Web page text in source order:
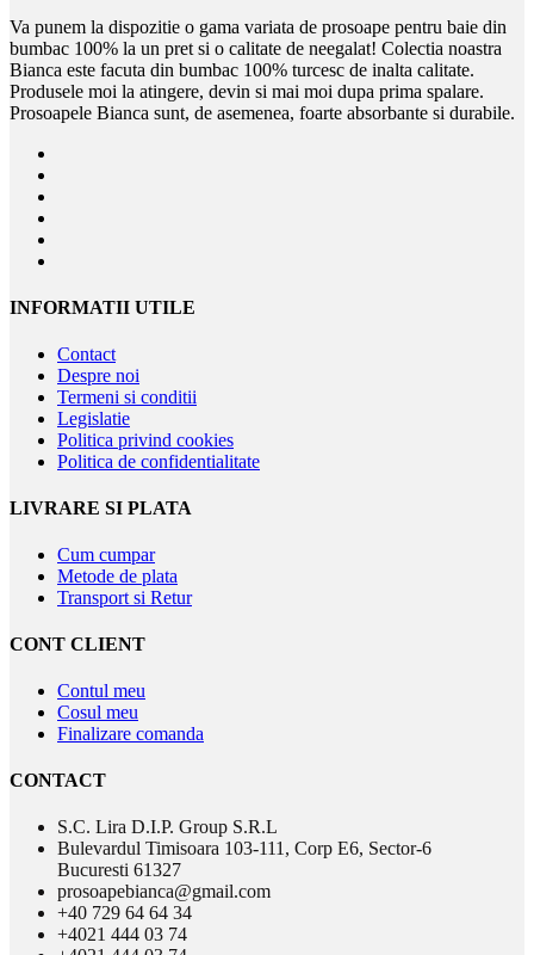
Va punem la dispozitie o gama variata de prosoape pentru baie din
bumbac 100% la un pret si o calitate de neegalat! Colectia noastra
Bianca este facuta din bumbac 100% turcesc de inalta calitate.
Produsele moi la atingere, devin si mai moi dupa prima spalare.
Prosoapele Bianca sunt, de asemenea, foarte absorbante si durabile.
INFORMATII UTILE
Contact
Despre noi
Termeni si conditii
Legislatie
Politica privind cookies
Politica de confidentialitate
LIVRARE SI PLATA
Cum cumpar
Metode de plata
Transport si Retur
CONT CLIENT
Contul meu
Cosul meu
Finalizare comanda
CONTACT
S.C. Lira D.I.P. Group S.R.L
Bulevardul Timisoara 103-111, Corp E6, Sector-6
Bucuresti 61327
prosoapebianca@gmail.com
+40 729 64 64 34
+4021 444 03 74